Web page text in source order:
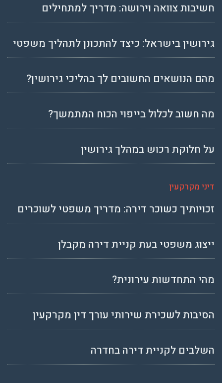
חשיבות צוואה וירושה: מדריך למתחילים
גירושין בישראל: כיצד להתכונן לתהליך משפטי
מהם הנושאים החשובים לך בהליכי גירושין?
מה חשוב לכלול בייפוי הכוח המתמשך?
על חלוקת רכוש במהלך גירושין
דיני מקרקעין
זכויותיך כשוכר דירה: מדריך משפטי לשוכרים
ייצוג משפטי בעת קניית דירה מקבלן
מהי התחדשות עירונית?
הסיבות לשכירת שירותי עורך דין מקרקעין
השלבים לקניית דירה בחדרה